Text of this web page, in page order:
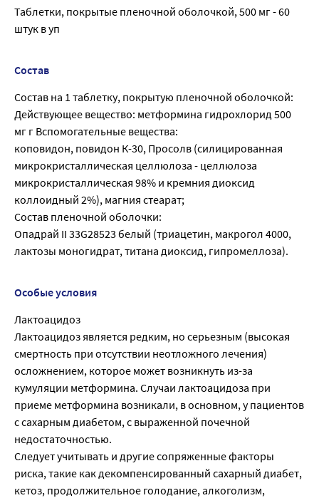
Таблетки, покрытые пленочной оболочкой, 500 мг - 60
штук в уп
Состав
Состав на 1 таблетку, покрытую пленочной оболочкой:
Действующее вещество: метформина гидрохлорид 500
мг г Вспомогательные вещества:
коповидон, повидон К-30, Просолв (силицированная
микрокристаллическая целлюлоза - целлюлоза
микрокристаллическая 98% и кремния диоксид
коллоидный 2%), магния стеарат;
Состав пленочной оболочки:
Опадрай II 33G28523 белый (триацетин, макрогол 4000,
лактозы моногидрат, титана диоксид, гипромеллоза).
Особые условия
Лактоацидоз
Лактоацидоз является редким, но серьезным (высокая
смертность при отсутствии неотложного лечения)
осложнением, которое может возникнуть из-за
кумуляции метформина. Случаи лактоацидоза при
приеме метформина возникали, в основном, у пациентов
с сахарным диабетом, с выраженной почечной
недостаточностью.
Следует учитывать и другие сопряженные факторы
риска, такие как декомпенсированный сахарный диабет,
кетоз, продолжительное голодание, алкоголизм,